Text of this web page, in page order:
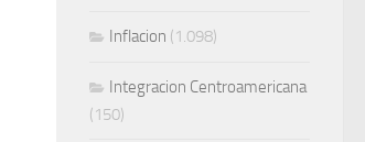
Inflacion (1.098)
Integracion Centroamericana
(150)